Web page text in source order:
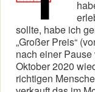
sollte, habe ich
„Großer Preis“
nach einer
Oktober 2020
richtigen